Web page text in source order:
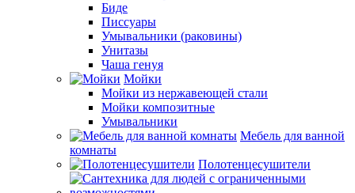
Биде
Писсуары
Умывальники (раковины)
Унитазы
Чаша генуя
Мойки
Мойки из нержавеющей стали
Мойки композитные
Умывальники
Мебель для ванной
комнаты
Полотенцесушители